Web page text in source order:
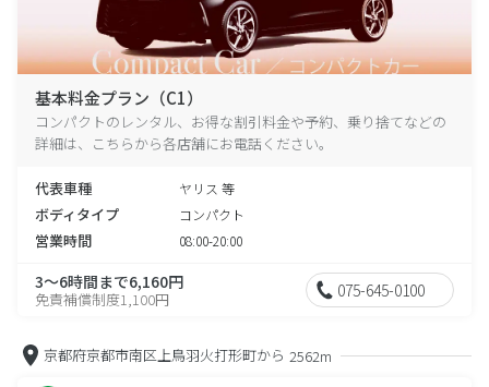
基本料金プラン（C1）
コンパクトのレンタル、お得な割引料金や予約、乗り捨てなどの
詳細は、こちらから各店舗にお電話ください。
代表車種 ヤリス 等
ボディタイプ コンパクト
営業時間 08:00-20:00
3～6時間まで6,160円
免責補償制度1,100円 075-645-0100
京都府京都市南区上鳥羽火打形町から 2562m